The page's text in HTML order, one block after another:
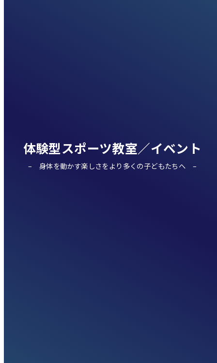
体験型スポーツ教室／イベント
身体を動かす楽しさをより多くの子どもたちへ